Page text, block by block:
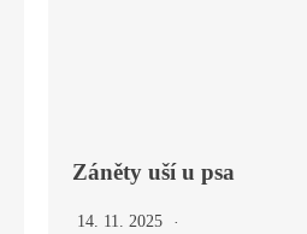
Záněty uší u psa
14. 11. 2025